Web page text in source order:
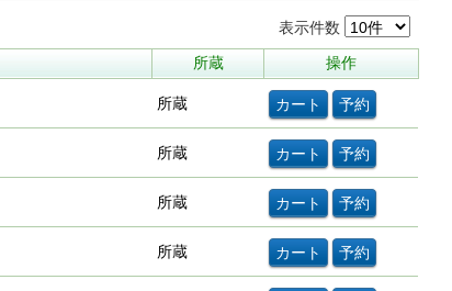
表示件数
所蔵 操作
所蔵
所蔵
所蔵
所蔵